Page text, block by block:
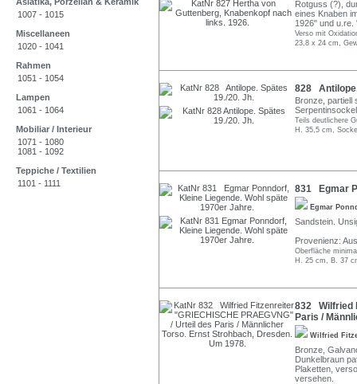
1007 - 1015
Miscellaneen
1020 - 1041
Rahmen
1051 - 1054
Lampen
1061 - 1064
Mobiliar / Interieur
1071 - 1080
1081 - 1092
Teppiche / Textilien
1101 - 1111
Rotguss (?),
eines Knaben
1926" und
Verso mit
23,8 x 24 cm,
828
Bronze, partiell
Teils deutlichere
H. 35,5 cm,
831 Egmar
Egmar
Sandstein.
Provenienz:
Oberfläche
H. 25 cm, B. 37
832 Wilfried
Paris /
Wilfried
Bronze,
Dunkelbraun
Plaketten,
versehen.